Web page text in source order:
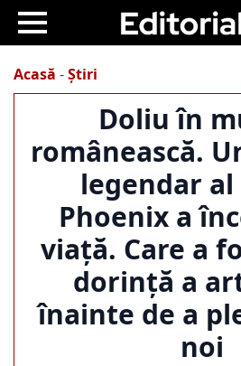
Acasă -Știri
Doliu în
românească.
legendar
Phoenix a
viață. Care a
dorință a
înainte de a
noi